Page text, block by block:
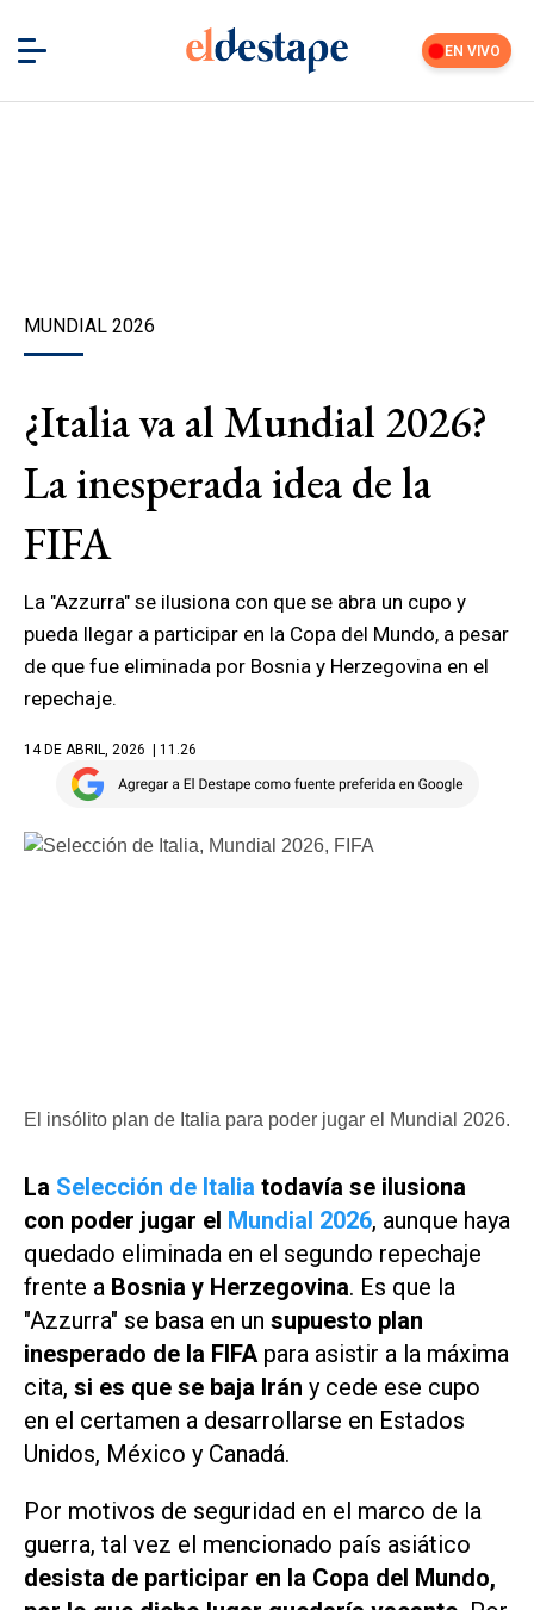
EN VIVO
MUNDIAL 2026
¿Italia va al Mundial 2026?
La inesperada idea de la
FIFA
La "Azzurra" se ilusiona con que se abra un cupo y
pueda llegar a participar en la Copa del Mundo, a pesar
de que fue eliminada por Bosnia y Herzegovina en el
repechaje.
14 DE ABRIL, 2026 | 11.26
El insólito plan de Italia para poder jugar el Mundial 2026.
La Selección de Italia todavía se ilusiona
con poder jugar el Mundial 2026, aunque haya
quedado eliminada en el segundo repechaje
frente a Bosnia y Herzegovina. Es que la
"Azzurra" se basa en un supuesto plan
inesperado de la FIFA para asistir a la máxima
cita, si es que se baja Irán y cede ese cupo
en el certamen a desarrollarse en Estados
Unidos, México y Canadá.
Por motivos de seguridad en el marco de la
guerra, tal vez el mencionado país asiático
desista de participar en la Copa del Mundo,